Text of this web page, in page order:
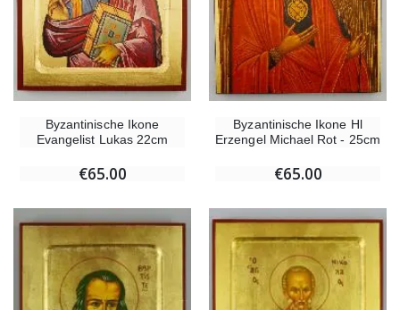
Byzantinische Ikone
Evangelist Lukas 22cm
€65.00
Byzantinische Ikone Hl
Erzengel Michael Rot - 25cm
€65.00